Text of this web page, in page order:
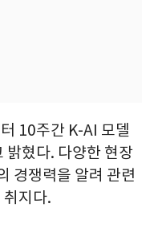
10주간 K-AI 모델
밝혔다. 다양한 현장
경쟁력을 알려 관련
지다.